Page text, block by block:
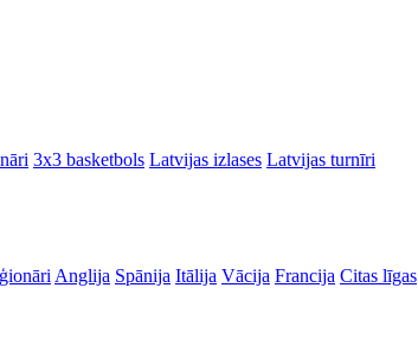
3x3 basketbols Latvijas izlases Latvijas turnīri
Anglija Spānija Itālija Vācija Francija Citas līgas